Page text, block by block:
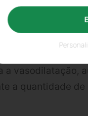
de gordura
de glicogénio
a vasodilatação,
a quantidade